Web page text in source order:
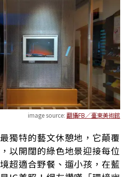
image source: 翻攝FB／臺東美術館
獨特的藝文休憩地，它顛覆
以開闊的綠色地景迎接每位
超適合野餐、遛小孩，在藍